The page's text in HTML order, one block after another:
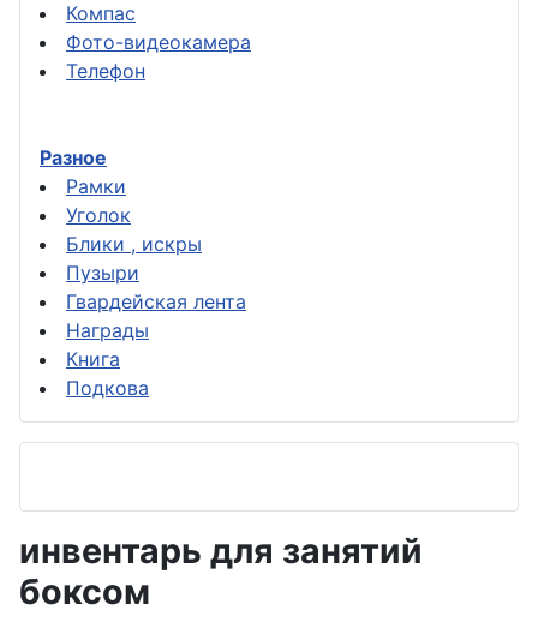
Компас
Фото-видеокамера
Телефон
Разное
Рамки
Уголок
Блики , искры
Пузыри
Гвардейская лента
Награды
Книга
Подкова
инвентарь для занятий
боксом